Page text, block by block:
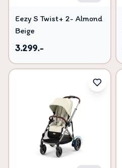
Eezy S Twist+ 2- Almond
Beige
3.299.-